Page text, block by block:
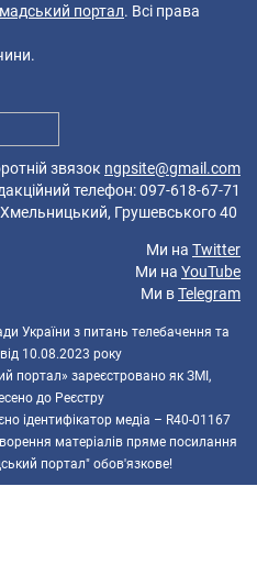
портал. Всі права
звязок ngpsite@gmail.com
телефон: 097-618-67-71
Грушевського 40
Ми на Twitter
Ми на YouTube
Ми вTelegram
України з питань телебачення та
10.08.2023 року
портал» зареєстровано як ЗМІ,
до Реєстру
ідентифікатор медіа – R40-01167
матеріалів пряме посилання
портал" обов'язкове!